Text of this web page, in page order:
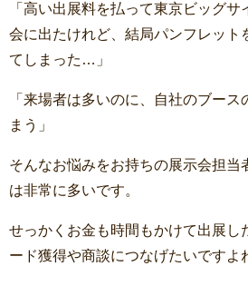
「高い出展料を払って東京ビッグ
会に出たけれど、結局パンフレット
てしまった…」
「来場者は多いのに、自社のブース
まう」
そんなお悩みをお持ちの展示会担当
は非常に多いです。
せっかくお金も時間もかけて出展し
ード獲得や商談につなげたいですよ